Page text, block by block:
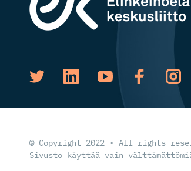
© Copyright 2022 • All rights
Sivusto käyttää vain